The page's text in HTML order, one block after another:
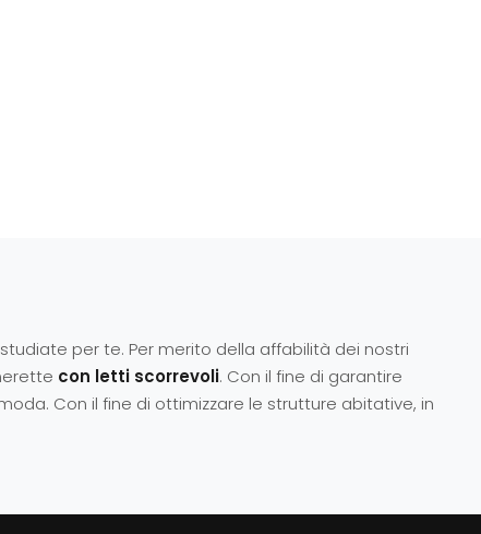
per te. Per merito della affabilità dei nostri
con letti scorrevoli. Con il fine di garantire
Con il fine di ottimizzare le strutture abitative, in